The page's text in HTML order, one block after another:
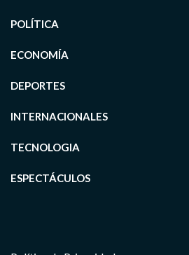
POLÍTICA
ECONOMÍA
DEPORTES
INTERNACIONALES
TECNOLOGIA
ESPECTÁCULOS